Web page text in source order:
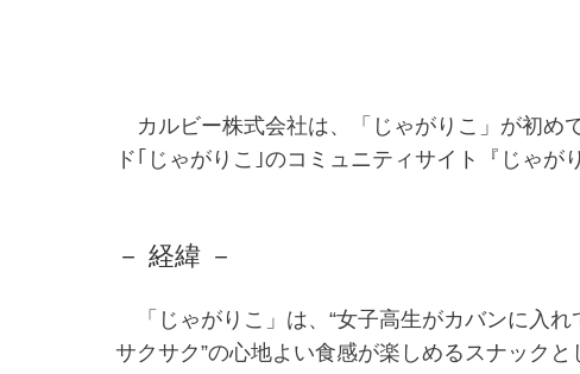
カルビー株式会社は、「じゃがりこ」が初め
ド｢じゃがりこ｣のコミュニティサイト『じゃが
－ 経緯 －
「じゃがりこ」は、“女子高生がカバンに入れ
サクサク”の心地よい食感が楽しめるスナック